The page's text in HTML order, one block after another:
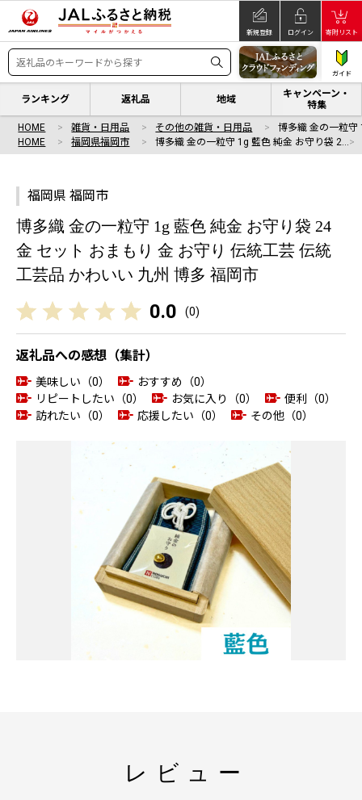
新規登録 ログイン 寄附リスト
ガイド
ランキング 返礼品 地域
キャンペーン・
特集
HOME 雑貨・日用品 その他の雑貨・日用品
博多織 金の一粒
HOME
福岡県福岡市 博多織 金の一粒守 1g 藍色 純金 お守り袋 2…
福岡県 福岡市
博多織 金の一粒守 1g 藍色 純金 お守り袋 24
金 セット おまもり 金 お守り 伝統工芸 伝統
工芸品 かわいい 九州 博多 福岡市
0.0 (0)
返礼品への感想（集計）
美味しい（0）
おすすめ（0）
リピートしたい（0）
お気に入り（0）
便利（0）
訪れたい（0）
応援したい（0） その他（0）
レビュー